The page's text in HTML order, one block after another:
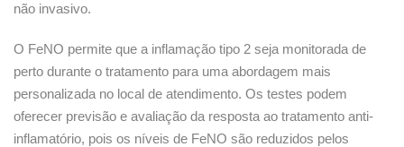
não invasivo.
O FeNO permite que a inflamação tipo 2 seja monitorada de
perto durante o tratamento para uma abordagem mais
personalizada no local de atendimento. Os testes podem
oferecer previsão e avaliação da resposta ao tratamento anti-
inflamatório, pois os níveis de FeNO são reduzidos pelos